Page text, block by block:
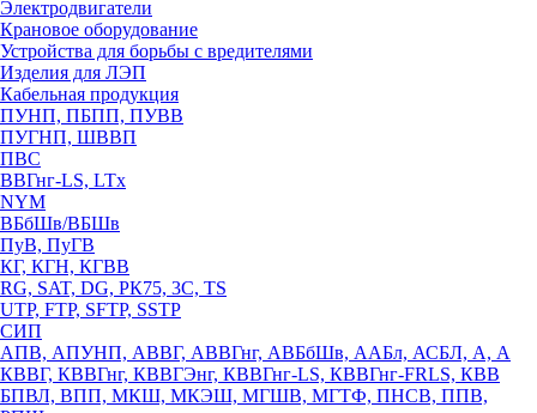
Электродвигатели
Крановое оборудование
Устройства для борьбы с вредителями
Изделия для ЛЭП
Кабельная продукция
ПУНП, ПБПП, ПУВВ
ПУГНП, ШВВП
ПВС
ВВГнг-LS, LTx
NYM
ВБбШв/ВБШв
ПуВ, ПуГВ
КГ, КГН, КГВВ
RG, SAT, DG, РК75, 3С, TS
UTP, FTP, SFTP, SSTP
СИП
АПВ, АПУНП, АВВГ, АВВГнг, АВБбШв, ААБл, АСБЛ, А, А
КВВГ, КВВГнг, КВВГЭнг, КВВГнг-LS, КВВГнг-FRLS, КВВ
БПВЛ, ВПП, МКШ, МКЭШ, МГШВ, МГТФ, ПНСВ, ППВ,